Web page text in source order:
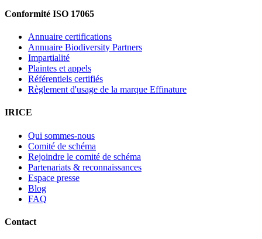
Conformité ISO 17065
Annuaire certifications
Annuaire Biodiversity Partners
Impartialité
Plaintes et appels
Référentiels certifiés
Règlement d'usage de la marque Effinature
IRICE
Qui sommes-nous
Comité de schéma
Rejoindre le comité de schéma
Partenariats & reconnaissances
Espace presse
Blog
FAQ
Contact